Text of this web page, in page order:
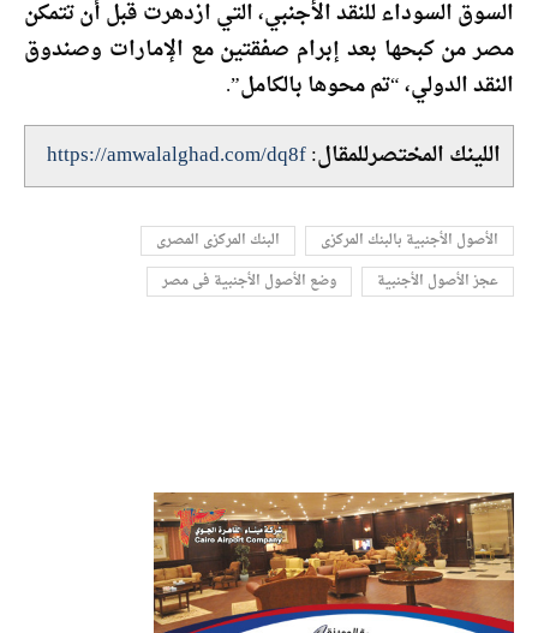
السوق السوداء للنقد الأجنبي، التي ازدهرت قبل أن تتمكن
مصر من كبحها بعد إبرام صفقتين مع الإمارات وصندوق
النقد الدولي، “تم محوها بالكامل”.
اللينك المختصرللمقال:https://amwalalghad.com/dq8f
الأصول الأجنبية بالبنك المركزى
البنك المركزى المصرى
عجز الأصول الأجنبية
وضع الأصول الأجنبية فى مصر